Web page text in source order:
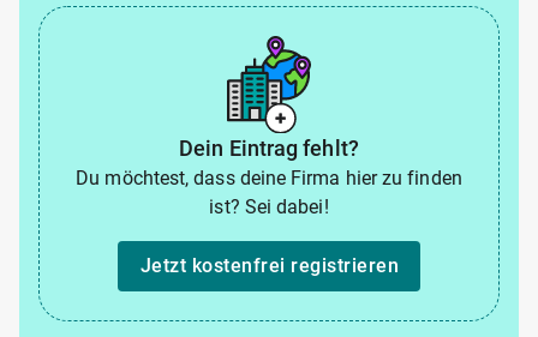
Dein Eintrag fehlt?
Du möchtest, dass deine Firma hier zu finden
ist? Sei dabei!
Jetzt kostenfrei registrieren